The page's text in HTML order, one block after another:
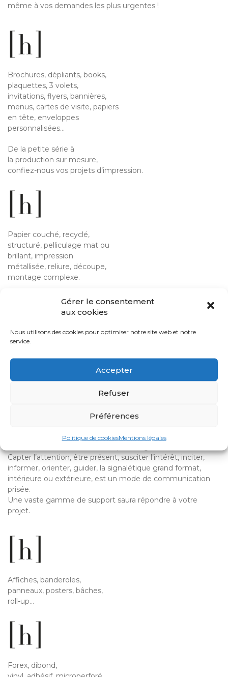
Gérer le consentement
aux cookies
Nous utilisons des cookies pour optimiser notre site web et notre
service.
Accepter
Refuser
Préférences
Politique de cookiesMentions légales
même à vos demandes les plus urgentes !
Brochures, dépliants, books,
plaquettes, 3 volets,
invitations, flyers, bannières,
menus, cartes de visite, papiers
en tête, enveloppes
personnalisées…
De la petite série à
la production sur mesure,
confiez-nous vos projets d’impression.
Papier couché, recyclé,
structuré, pelliculage mat ou
brillant, impression
métallisée, reliure, découpe,
montage complexe.
Nous imprimons et façonnons
quotidiennement des projets
remarquables par leur
qualité d’impression.
La communication
Capter l’attention, être présent, susciter l’intérêt, inciter,
informer, orienter, guider, la signalétique grand format,
intérieure ou extérieure, est un mode de communication
prisée.
Une vaste gamme de support saura répondre à votre
projet.
Affiches, banderoles,
panneaux, posters, bâches,
roll-up…
Forex, dibond,